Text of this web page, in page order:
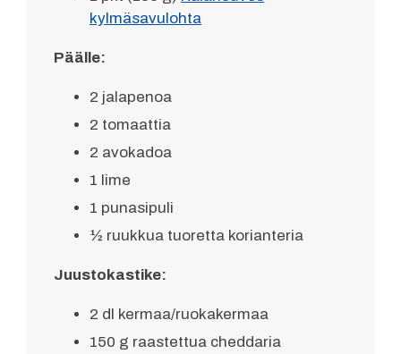
kylmäsavulohta
Päälle:
2 jalapenoa
2 tomaattia
2 avokadoa
1 lime
1 punasipuli
½ ruukkua tuoretta korianteria
Juustokastike:
2 dl kermaa/ruokakermaa
150 g raastettua cheddaria